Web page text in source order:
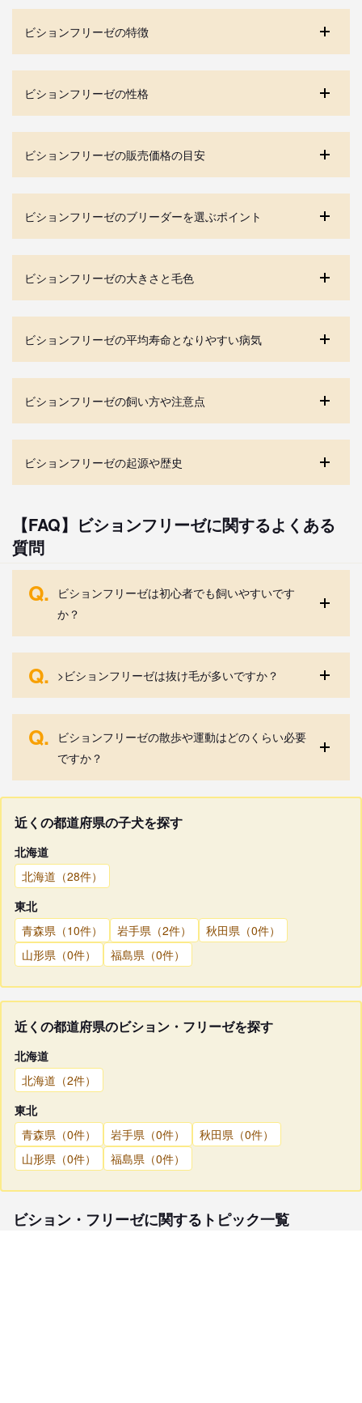
ビションフリーゼの特徴
ビションフリーゼの性格
ビションフリーゼの販売価格の目安
ビションフリーゼのブリーダーを選ぶポイント
ビションフリーゼの大きさと毛色
ビションフリーゼの平均寿命となりやすい病気
ビションフリーゼの飼い方や注意点
ビションフリーゼの起源や歴史
【FAQ】ビションフリーゼに関するよくある
質問
Q.
ビションフリーゼは初心者でも飼いやすいです
か？
Q. >ビションフリーゼは抜け毛が多いですか？
Q.
ビションフリーゼの散歩や運動はどのくらい必要
ですか？
近くの都道府県の子犬を探す
北海道
北海道（28件）
東北
青森県（10件）
岩手県（2件）
秋田県（0件）
山形県（0件）
福島県（0件）
近くの都道府県のビション・フリーゼを探す
北海道
北海道（2件）
東北
青森県（0件）
岩手県（0件）
秋田県（0件）
山形県（0件）
福島県（0件）
ビション・フリーゼに関するトピック一覧